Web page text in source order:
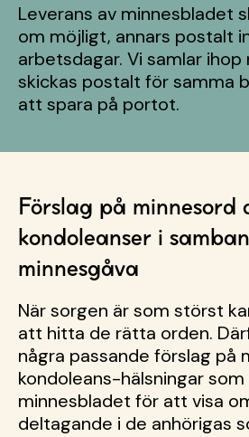
Leverans av minnesbladet
om möjligt, annars postalt
arbetsdagar. Vi samlar
skickas postalt för samma
att spara på portot.
Förslag på minnesord
kondoleanser i
minnesgåva
När sorgen är som störst
att hitta de rätta orden.
några passande förslag på
kondoleans-hälsningar som
minnesbladet för att visa
deltagande i de anhörigas